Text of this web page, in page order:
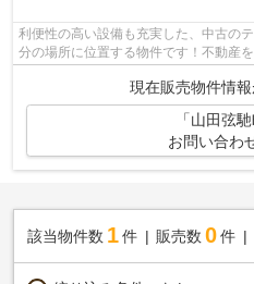
利便性の高い設備も充実した、中古の
分の場所に位置する物件です！不動産
い！あなたのこだわりの条件に合った
現在販売物件情報
「山田弦
お問い合わ
該当物件数 1件 販売数 0 件